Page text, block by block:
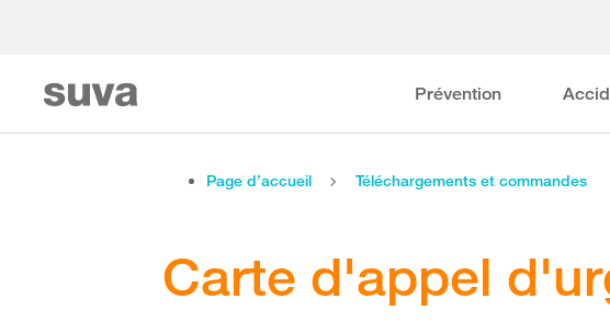
Prévention
Page d’accueil Téléchargements et commandes
Carte d'appel